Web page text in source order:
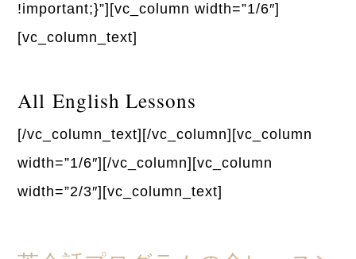
!important;}”][vc_column width=”1/6″]
[vc_column_text]
All English Lessons
[/vc_column_text][/vc_column][vc_column
width=”1/6″][/vc_column][vc_column
width=”2/3″][vc_column_text]